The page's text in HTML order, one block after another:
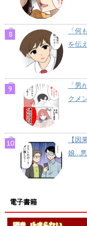
「何
を伝
「男
クメ
【
娘…
電子書籍